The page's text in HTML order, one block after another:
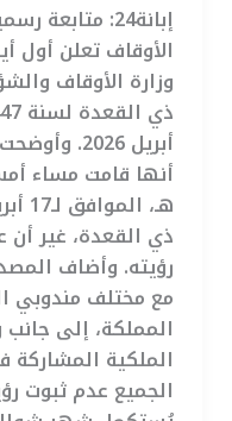
إبانة24:
الأوقاف تعلن أول
وزارة الأوقاف
أبريل
ذي القعدة، غير أن
رؤيته. وأضاف
مع مختلف مندوبي
المملكة، إلى
الملكية المشاركة
الجميع عدم ثبوت